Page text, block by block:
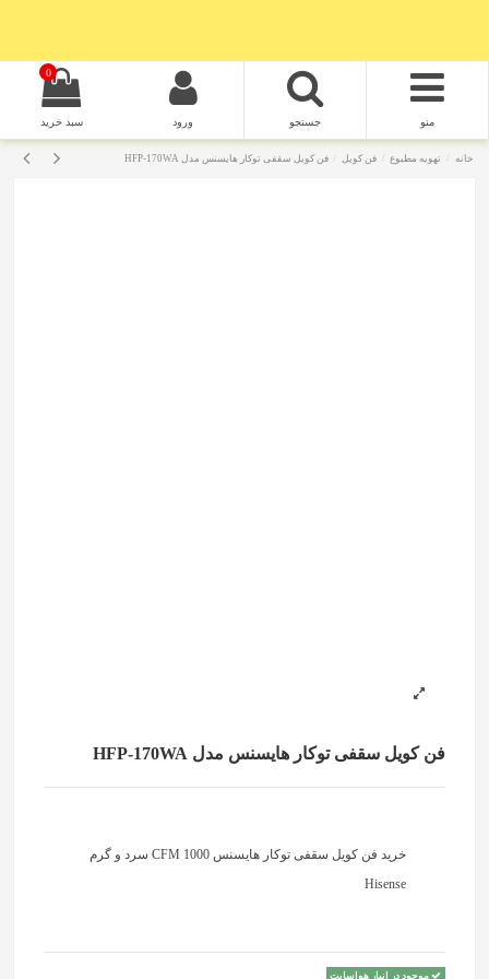
منو جستجو ورود
0
سبد خرید
خانه تهویه مطبوع فن کویل فن کویل سقفی توکار هایسنس مدل HFP-170WA
فن کویل سقفی توکار هایسنس مدل HFP-170WA
خرید فن کویل سقفی توکار هایسنس CFM 1000 سرد و گرم
Hisense
موجود در انبار هواسایت